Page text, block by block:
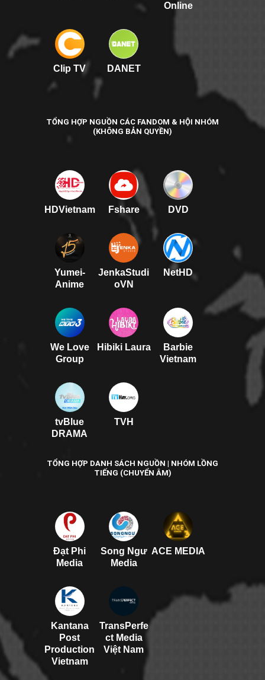
Online
Clip TV DANET
TỔNG HỢP NGUỒN CÁC FANDOM & HỘI NHÓM
(KHÔNG BẢN QUYỀN)
HDVietnam Fshare DVD
Yumei-
Anime
JenkaStudi
oVN
NetHD
We Love
Group
Hibiki Laura
Barbie
Vietnam
tvBlue
DRAMA
TVH
TỔNG HỢP DANH SÁCH NGUỒN | NHÓM LỒNG
TIẾNG (CHUYỂN ÂM)
Đạt Phi
Media
Song Ngư
Media
ACE MEDIA
Kantana
Post
Production
Vietnam
TransPerfe
ct Media
Việt Nam